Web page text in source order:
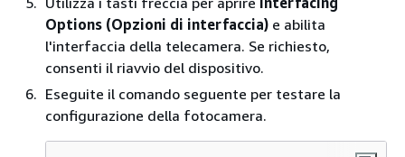
Options (Opzioni di interfaccia) e abilita
l'interfaccia della telecamera. Se richiesto,
consenti il riavvio del dispositivo.
Eseguite il comando seguente per testare la
configurazione della fotocamera.